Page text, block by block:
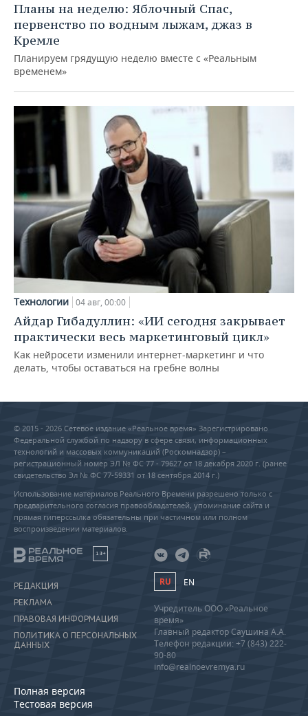
Планы на неделю: Яблочный Спас,
первенство по водным лыжам, джаз в
Кремле
Планируем грядущую неделю вместе с «Реальным
временем»
Технологии 04 авг, 00:00
Айдар Гибадуллин: «ИИ сегодня закрывает
практически весь маркетинговый цикл»
Как нейросети изменили интернет-маркетинг и что
делать, чтобы оставаться на гребне волны
© 2015 - 2026 Сетевое издание «Реальное время» Зарегистрировано
Федеральной службой по надзору в сфере связи, информационных
технологий и массовых коммуникаций (Роскомнадзор) –
регистрационный номер ЭЛ № ФС 77 - 79627 от 18 декабря 2020 г. (ранее
свидетельство Эл № ФС 77-59331 от 18 сентября 2014 г.)
Использование материалов Реального Времени разрешено только с
предварительного согласия правообладателей, упоминание сайта и
прямая гиперссылка обязательны при частичном или полном
воспроизведении материалов.
18+
РЕДАКЦИЯ
РЕКЛАМА
ПРАВОВАЯ ИНФОРМАЦИЯ
ПОЛИТИКА О ПЕРСОНАЛЬНЫХ
ДАННЫХ
Полная версия
Тестовая версия
RU EN
Учредитель ООО «Реальное
время»
Главный редактор Саушина А.А.
Телефон редакции: +7 (843) 222-
90-80
info@realnoevremya.ru